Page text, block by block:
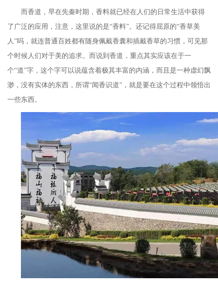
而香道，早在先秦时期，香料就已经在人们的日常生活中获得
了广泛的应用，注意，这里说的是“香料”。还记得屈原的“香草美
人”吗，就连普通百姓都有随身佩戴香囊和插戴香草的习惯，可见那
个时候人们对于美的追求。而说到香道，重点其实应该在于一
个“道”字，这个字可以说蕴含着极其丰富的内涵，而且是一种虚幻飘
渺，没有实体的东西，所谓“闻香识道”，就是要在这个过程中领悟出
一些东西。